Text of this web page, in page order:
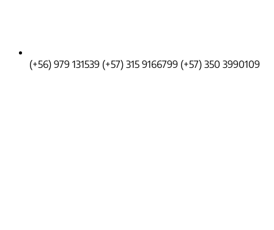
(+56) 979 131539 (+57) 315 9166799 (+57) 350 3990109